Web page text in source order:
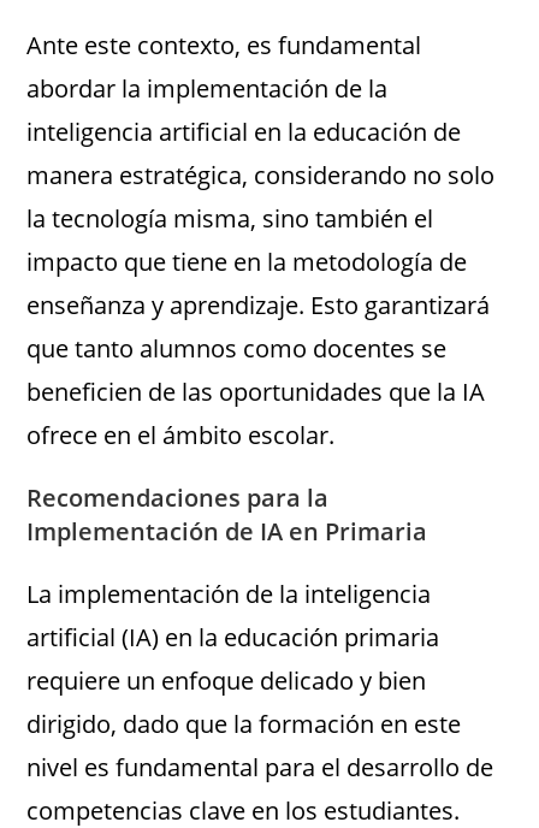
Ante este contexto, es fundamental
abordar la implementación de la
inteligencia artificial en la educación de
manera estratégica, considerando no solo
la tecnología misma, sino también el
impacto que tiene en la metodología de
enseñanza y aprendizaje. Esto garantizará
que tanto alumnos como docentes se
beneficien de las oportunidades que la IA
ofrece en el ámbito escolar.
Recomendaciones para la
Implementación de IA en Primaria
La implementación de la inteligencia
artificial (IA) en la educación primaria
requiere un enfoque delicado y bien
dirigido, dado que la formación en este
nivel es fundamental para el desarrollo de
competencias clave en los estudiantes.